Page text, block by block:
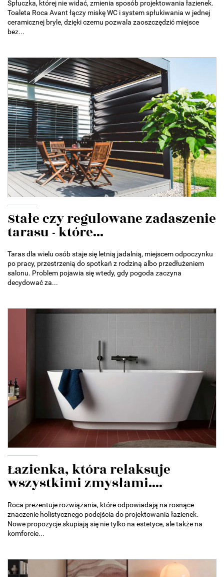
Spłuczka, której nie widać, zmienia sposób projektowania łazienek.
Toaleta Roca Avant łączy miskę WC i system spłukiwania w jednej
ceramicznej bryle, dzięki czemu pozwala zaoszczędzić miejsce
bez...
Stałe czy regulowane zadaszenie
tarasu - które...
Taras dla wielu osób staje się letnią jadalnią, miejscem odpoczynku
po pracy, przestrzenią do spotkań z rodziną albo przedłużeniem
salonu. Problem pojawia się wtedy, gdy pogoda zaczyna
decydować za...
Łazienka, która relaksuje
wszystkimi zmysłami....
Roca prezentuje rozwiązania, które odpowiadają na rosnące
znaczenie holistycznego podejścia do projektowania łazienek.
Nowe propozycje skupiają się nie tylko na estetyce, ale także na
komforcie...